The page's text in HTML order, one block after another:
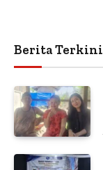
Berita Terkini